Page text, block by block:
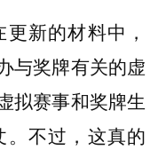
新的材料中，
与奖牌有关的虚
拟赛事和奖牌生
。不过，这真的